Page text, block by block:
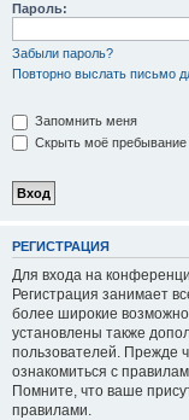
Пароль:
Забыли пароль?
Повторно выслать письмо
Запомнить меня
Скрыть моё пребывание
РЕГИСТРАЦИЯ
Для входа на
Регистрация занимает
более широкие
установлены также
пользователей. Прежде
ознакомиться с
Помните, что ваше
правилами.